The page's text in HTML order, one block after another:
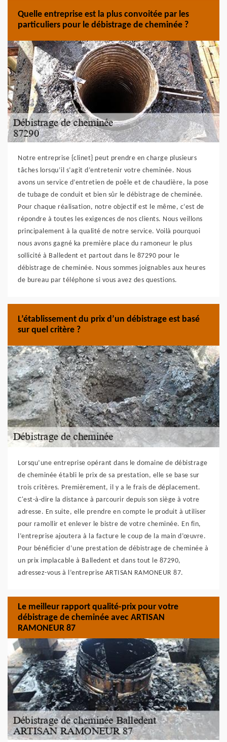
Quelle entreprise est la plus convoitée par les
particuliers pour le débistrage de cheminée ?
Notre entreprise {clinet} peut prendre en charge plusieurs
tâches lorsqu’il s’agit d’entretenir votre cheminée. Nous
avons un service d’entretien de poêle et de chaudière, la pose
de tubage de conduit et bien sûr le débistrage de cheminée.
Pour chaque réalisation, notre objectif est le même, c’est de
répondre à toutes les exigences de nos clients. Nous veillons
principalement à la qualité de notre service. Voilà pourquoi
nous avons gagné ka première place du ramoneur le plus
sollicité à Balledent et partout dans le 87290 pour le
débistrage de cheminée. Nous sommes joignables aux heures
de bureau par téléphone si vous avez des questions.
L’établissement du prix d’un débistrage est basé
sur quel critère ?
Lorsqu’une entreprise opérant dans le domaine de débistrage
de cheminée établi le prix de sa prestation, elle se base sur
trois critères. Premièrement, il y a le frais de déplacement.
C'est-à-dire la distance à parcourir depuis son siège à votre
adresse. En suite, elle prendre en compte le produit à utiliser
pour ramollir et enlever le bistre de votre cheminée. En fin,
l’entreprise ajoutera à la facture le coup de la main d’œuvre.
Pour bénéficier d’une prestation de débistrage de cheminée à
un prix implacable à Balledent et dans tout le 87290,
adressez-vous à l’entreprise ARTISAN RAMONEUR 87.
Le meilleur rapport qualité-prix pour votre
débistrage de cheminée avec ARTISAN
RAMONEUR 87